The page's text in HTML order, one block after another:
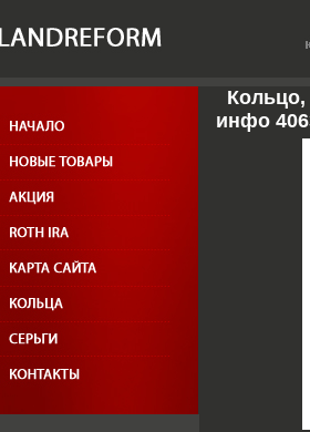
Кольцо,
инфо